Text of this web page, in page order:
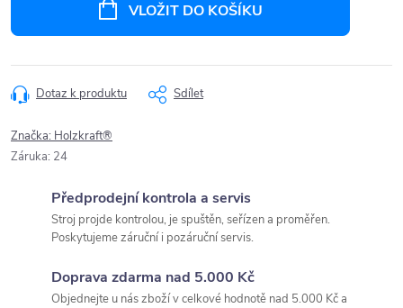
VLOŽIT DO KOŠÍKU
Dotaz k produktu Sdílet
Značka: Holzkraft®
Záruka: 24
Předprodejní kontrola a servis
Stroj projde kontrolou, je spuštěn, seřízen a proměřen.
Poskytujeme záruční i pozáruční servis.
Doprava zdarma nad 5.000 Kč
Objednejte u nás zboží v celkové hodnotě nad 5.000 Kč a